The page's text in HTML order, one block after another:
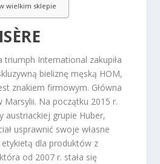
wielkim sklepie
International zakupiła
bieliznę męską HOM,
znakiem firmowym. Główna
Marsylii. Na początku 2015 r.
austriackiej grupie Huber,
usprawnić swoje własne
dla produktów z
od 2007 r. stała się